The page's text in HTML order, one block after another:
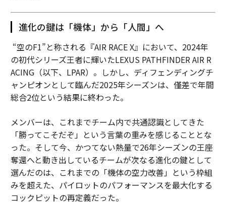
進化の鍵は「機体」から「人間」へ
“空のF1”と称される『AIR RACE X』において、2024年
の初代シリーズ王者に輝いたLEXUS PATHFINDER AIR R
ACING（以下、LPAR）。しかし、ディフェンディングチ
ャンピオンとして臨んだ2025年シーズンは、僅差で年間
総合2位という結果に終わった。
メンバーは、これまでチーム内で共通認識としてきた
「勝ってこそだぞ」という言葉の重みを感じることとな
った。そして今、かつてない熱量で26年シーズンの王座
奪還へと動き出しているチームが次なる進化の鍵として
選んだのは、これまでの「機体の空力改善」という枠組
みを超えた、パイロットのパフォーマンスを最大化する
コックピットの再定義だった。